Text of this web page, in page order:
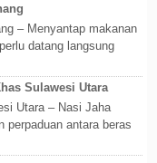
– Menyantap makanan
datang langsung
Sulawesi Utara
Utara – Nasi Jaha
perpaduan antara beras